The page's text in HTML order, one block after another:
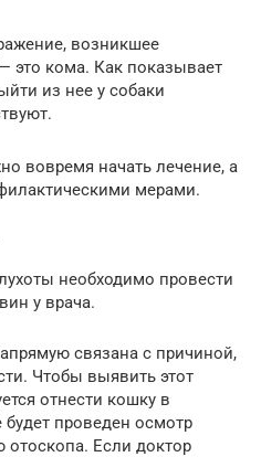
возникшее
это кома. Как показывает
из нее у собаки
вовремя начать лечение, а
мерами.
необходимо провести
у врача.
связана с причиной,
Чтобы выявить этот
отнести кошку в
будет проведен осмотр
Если доктор